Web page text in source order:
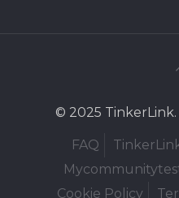
© 2025
FAQ
Cookie Policy